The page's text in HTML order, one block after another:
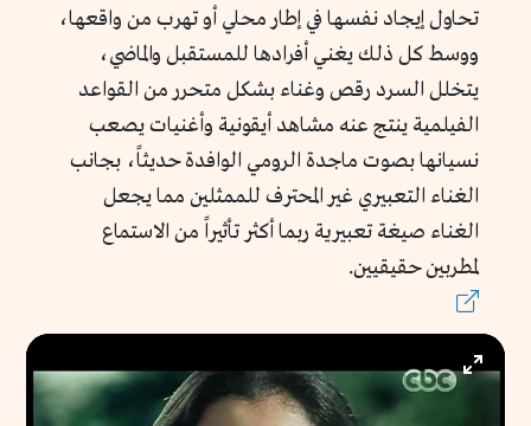
تحاول إيجاد نفسها في إطار محلي أو تهرب من واقعها،
ووسط كل ذلك يغني أفرادها للمستقبل والماضي،
يتخلل السرد رقص وغناء بشكل متحرر من القواعد
الفيلمية ينتج عنه مشاهد أيقونية وأغنيات يصعب
نسيانها بصوت ماجدة الرومي الوافدة حديثاً، بجانب
الغناء التعبيري غير المحترف للممثلين مما يجعل
الغناء صيغة تعبيرية ربما أكثر تأثيراً من الاستماع
لمطربين حقيقيين.